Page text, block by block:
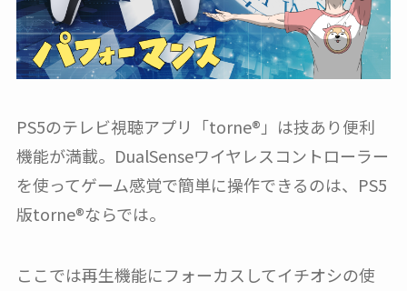
PS5のテレビ視聴アプリ「torne®︎」は技あり便利
機能が満載。DualSenseワイヤレスコントローラー
を使ってゲーム感覚で簡単に操作できるのは、PS5
版torne®︎ならでは。
ここでは再生機能にフォーカスしてイチオシの使